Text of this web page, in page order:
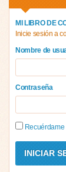
MI LIBRO DE
Inicie sesión a
Nombre de
Contraseña
Recuérdame